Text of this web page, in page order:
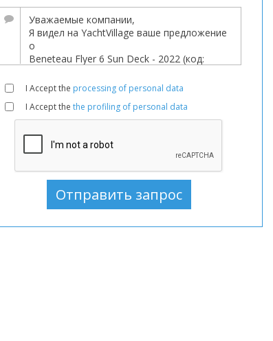
продаже,
Лодки
новый,
Моторная
продаже,
Моторная
новый,
Моторные
I Accept the processing of personal data
I Accept the the profiling of personal data